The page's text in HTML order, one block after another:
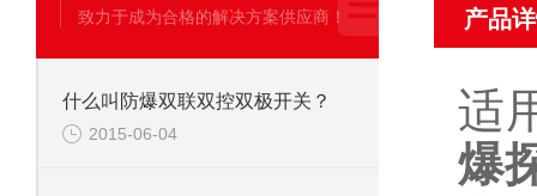
致力于成为合格的解决方案供应商！
什么叫防爆双联双控双极开关？
2015-06-04
产品
适
爆